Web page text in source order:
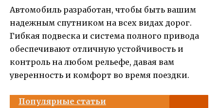
Автомобиль разработан, чтобы быть вашим
надежным спутником на всех видах дорог.
Гибкая подвеска и система полного привода
обеспечивают отличную устойчивость и
контроль на любом рельефе, давая вам
уверенность и комфорт во время поездки.
Популярные статьи